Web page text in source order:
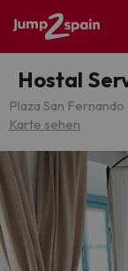
Hostal
Plaza San Fernando
Karte sehen